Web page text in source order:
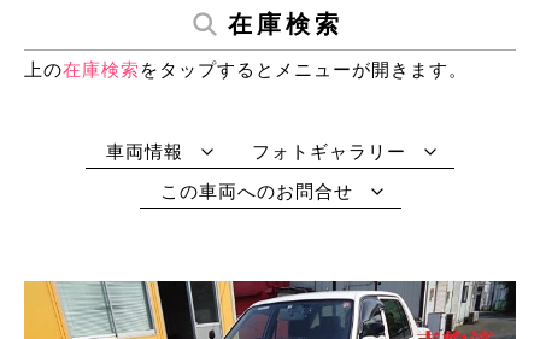
在庫検索
上の在庫検索をタップするとメニューが開きます。
車両情報
フォトギャラリー
この車両へのお問合せ